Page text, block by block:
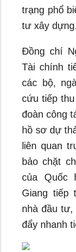
trạng phổ
tư xây dựng.
Đồng chí
Tài chính
các bộ,
cứu tiếp
đoàn công
hồ sơ dự
liên quan
bảo chặt
của Quốc
Giang tiếp
nhà đầu
đẩy nhanh